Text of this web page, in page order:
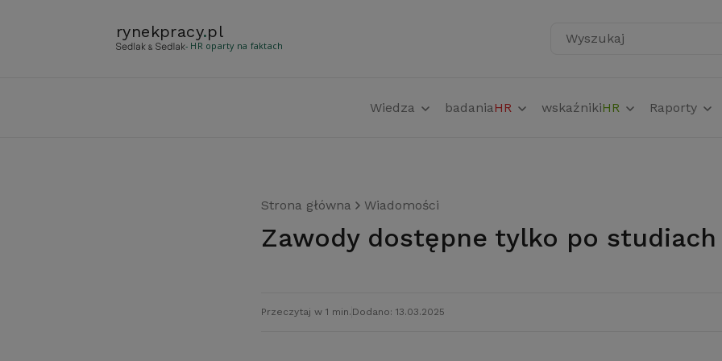
rynekpracy.pl
- HR oparty na faktach Wyszukaj
Wiedza badaniaHR wskaźnikiHR Raporty
Strona główna Wiadomości
Zawody dostępne tylko po studiach
Przeczytaj w 1 min. Dodano: 13.03.2025